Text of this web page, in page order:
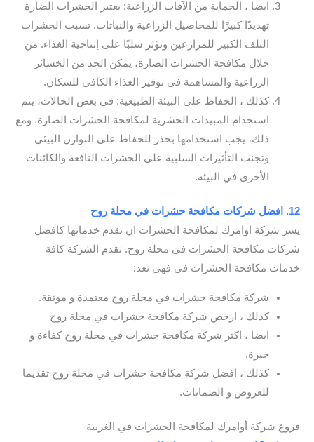
ايضا ، الحماية من الآفات الزراعية: يعتبر الحشرات الضارة
تهديدًا كبيرًا للمحاصيل الزراعية والنباتات. تسبب الحشرات
التلف الكبير للمزارعين وتؤثر سلبًا على إنتاجية الغذاء. من
خلال مكافحة الحشرات الضارة، يمكن الحد من الخسائر
الزراعية والمساهمة في توفير الغذاء الكافي للسكان.
كذلك ، الحفاظ على البيئة الطبيعية: في بعض الحالات، يتم
استخدام المبيدات الحشرية لمكافحة الحشرات الضارة. ومع
ذلك، يجب استخدامها بحذر للحفاظ على التوازن البيئي
وتجنب التأثيرات السلبية على الحشرات النافعة والكائنات
الأخرى في البيئة.
12. افضل شركات مكافحة حشرات في محلة روح
يسر شركة اوامرك لمكافحة الحشرات ان تقدم خدماتها كافضل
شركات مكافحة الحشرات في محلة روح. تقدم الشركة كافة
خدمات مكافحة الحشرات في فهي تعد:
شركة مكافحة حشرات في محلة روح معتمدة و موثقة.
كذلك ، ارخص شركة مكافحة حشرات في محلة روح
ايضا ، اكثر شركة مكافحة حشرات في محلة روح كفاءة و
خبرة.
كذلك ، افضل شركة مكافحة حشرات في محلة روح تقديما
للعروض و الضمانات.
فروع شركة أوامرك لمكافحة الحشرات في الغربية